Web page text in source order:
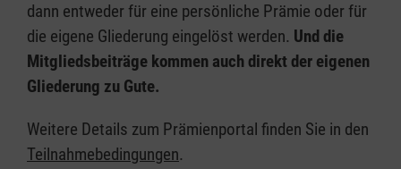
dann entweder für eine persönliche Prämie oder für
die eigene Gliederung eingelöst werden. Und die
Mitgliedsbeiträge kommen auch direkt der eigenen
Gliederung zu Gute.
Weitere Details zum Prämienportal finden Sie in den
Teilnahmebedingungen.